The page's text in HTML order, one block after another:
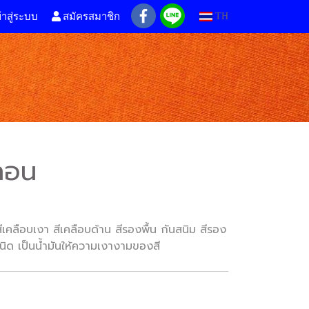
าสู่ระบบ สมัครสมาชิก TH
น
คลือบเงา สีเคลือบด้าน สีรองพื้น กันสนิม สีรอง
เป็นน้ำมันให้ความเงางามของสี